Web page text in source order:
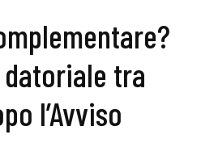
tra
l’Avviso